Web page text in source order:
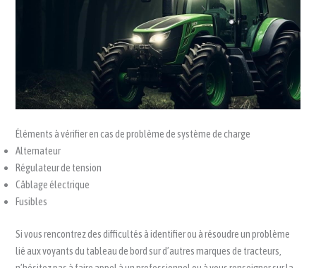
Éléments à vérifier en cas de problème de système de charge
Alternateur
Régulateur de tension
Câblage électrique
Fusibles
Si vous rencontrez des difficultés à identifier ou à résoudre un problème
lié aux voyants du tableau de bord sur d’autres marques de tracteurs,